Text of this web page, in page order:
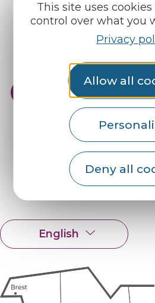
This site uses
control over what you
Privacy
Allow all
Deny all
Practical info
Our brochures
Find us on :
English
Français